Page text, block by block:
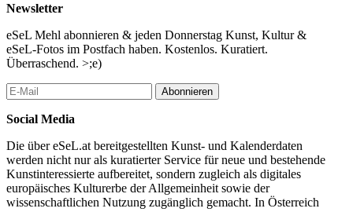
Newsletter
eSeL Mehl abonnieren & jeden Donnerstag Kunst, Kultur &
eSeL-Fotos im Postfach haben. Kostenlos. Kuratiert.
Überraschend. >;e)
Abonnieren
Social Media
Die über eSeL.at bereitgestellten Kunst- und Kalenderdaten
werden nicht nur als kuratierter Service für neue und bestehende
Kunstinteressierte aufbereitet, sondern zugleich als digitales
europäisches Kulturerbe der Allgemeinheit sowie der
wissenschaftlichen Nutzung zugänglich gemacht. In Österreich